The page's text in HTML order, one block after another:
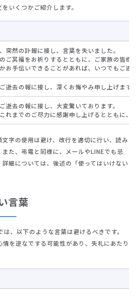
いくつかご紹介します。
然の訃報に接し、言葉を失いました。
冥福をお祈りするとともに、ご家族の皆様
お手伝いできることがあれば、いつでもご連
去の報に接し、深くお悔やみ申し上げます
去の報に接し、大変驚いております。
までのご尽力に感謝申し上げるとともに、
字の使用は避け、改行を適切に行い、読み
た、弔電と同様に、メールやLINEでも忌
細については、後述の「使ってはいけない
言葉
、以下のような言葉は避けるべきです。
を逆なでする可能性があり、失礼にあたり